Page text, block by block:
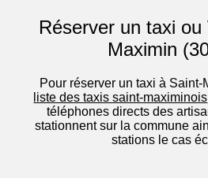
Réserver un taxi
Maximin
Pour réserver un taxi à
liste des taxis saint-maximinois
téléphones directs des
stationnent sur la commune
stations le cas